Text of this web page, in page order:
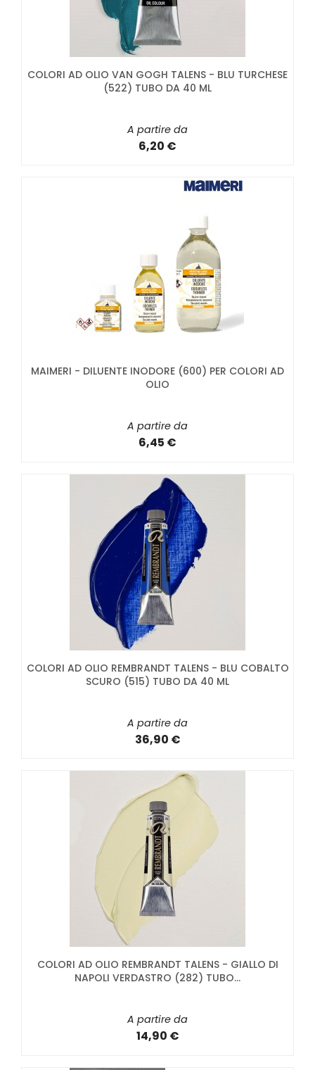
COLORI AD OLIO VAN GOGH TALENS - BLU TURCHESE
(522) TUBO DA 40 ML
A partire da
6,20 €
MAIMERI - DILUENTE INODORE (600) PER COLORI AD
OLIO
A partire da
6,45 €
COLORI AD OLIO REMBRANDT TALENS - BLU COBALTO
SCURO (515) TUBO DA 40 ML
A partire da
36,90 €
COLORI AD OLIO REMBRANDT TALENS - GIALLO DI
NAPOLI VERDASTRO (282) TUBO...
A partire da
14,90 €